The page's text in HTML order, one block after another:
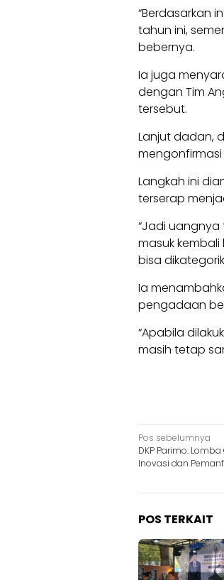
“Berdasarkan
tahun ini,
bebernya.
Ia juga
dengan Tim
tersebut.
Lanjut dadan,
Langkah ini
terserap
“Jadi
masuk
bisa
Ia
pengadaan
“Apabila
masih tetap
Navigasi
pos
Pos sebelumnya
DKP Parimo:
Inovasi dan
POS TERKAIT